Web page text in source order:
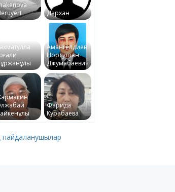
Дархан
Амангелдиев
Норсултан
Джумабаевич
Фарида
Курабаева
пайдаланушылар